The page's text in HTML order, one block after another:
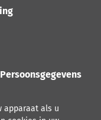
apparaat als u